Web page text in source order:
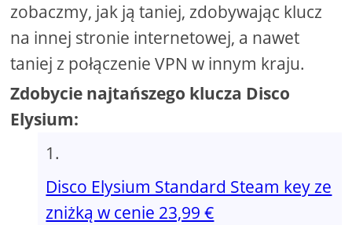
zobaczmy, jak ją taniej, zdobywając klucz
na innej stronie internetowej, a nawet
taniej z połączenie VPN w innym kraju.
Zdobycie najtańszego klucza Disco
Elysium:
Disco Elysium Standard Steam key ze
zniżką w cenie 23,99 €